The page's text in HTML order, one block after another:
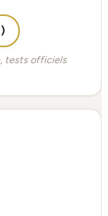
tests officiels